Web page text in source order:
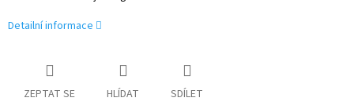
Detailní informace
ZEPTAT SE HLÍDAT SDÍLET